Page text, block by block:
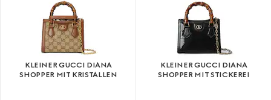
KLEINER GUCCI DIANA
SHOPPER MIT KRISTALLEN
KLEINER GUCCI DIANA
SHOPPER MIT STICKEREI